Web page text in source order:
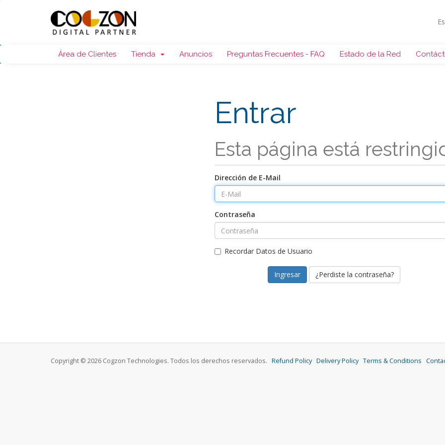
Área de Clientes Tienda Anuncios Preguntas Frecuentes - FAQ Estado de la Red
Entrar
Esta página está
Dirección de E-Mail
Contraseña
Recordar Datos de Usuario
¿Perdiste la contraseña?
Copyright © 2026 Cogzon Technologies. Todos los derechos reservados. Refund Policy Delivery Policy Terms & Conditions